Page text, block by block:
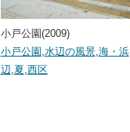
小戸公園(2009)
小戸公園 水辺の風景, 海・浜
辺 夏 西区